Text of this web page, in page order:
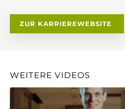
ZUR KARRIEREWEBSITE
WEITERE VIDEOS